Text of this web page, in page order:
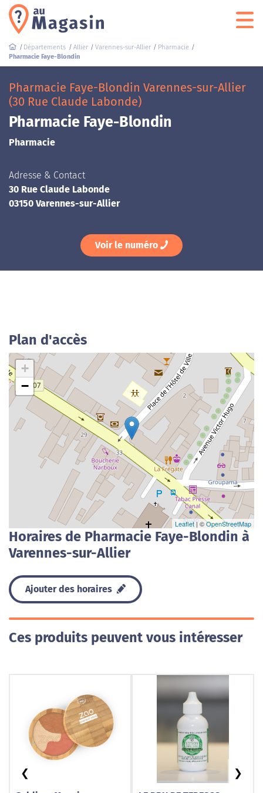
Départements Allier Varennes-sur-Allier
Pharmacie
Pharmacie Faye-Blondin
Pharmacie Faye-Blondin Varennes-sur-Allier
(30 Rue Claude Labonde)
Pharmacie Faye-Blondin
Pharmacie
Adresse & Contact
30 Rue Claude Labonde
03150 Varennes-sur-Allier
Voir le numéro
Plan d'accès
+
−
Leaflet| ©OpenStreetMap
Horaires de Pharmacie Faye-Blondin à
Varennes-sur-Allier
Ajouter des horaires
Ces produits peuvent vous intéresser
❮ ❯